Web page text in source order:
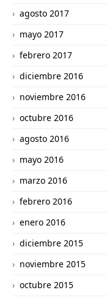
agosto 2017
mayo 2017
febrero 2017
diciembre 2016
noviembre 2016
octubre 2016
agosto 2016
mayo 2016
marzo 2016
febrero 2016
enero 2016
diciembre 2015
noviembre 2015
octubre 2015